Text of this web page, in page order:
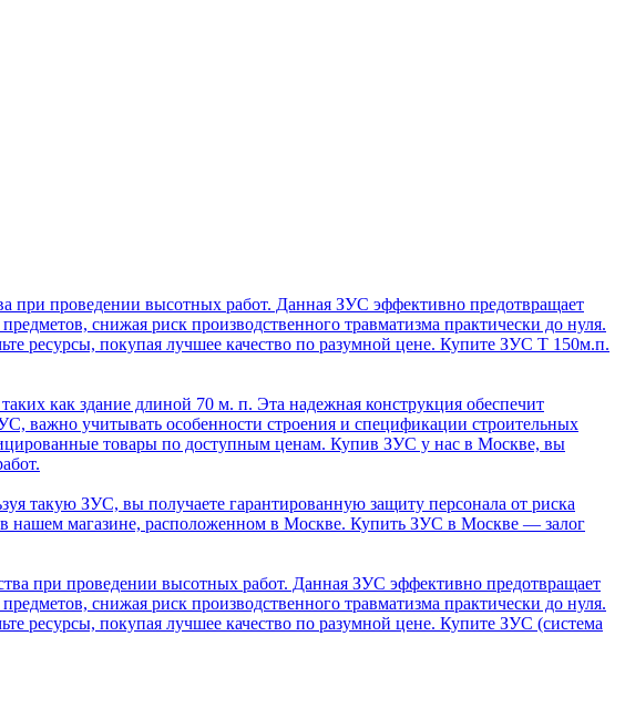
при проведении высотных работ. Данная ЗУС эффективно предотвращает
снижая риск производственного травматизма практически до нуля.
ресурсы, покупая лучшее качество по разумной цене. Купите ЗУС Т 150м.п.
как здание длиной 70 м. п. Эта надежная конструкция обеспечит
важно учитывать особенности строения и спецификации строительных
товары по доступным ценам. Купив ЗУС у нас в Москве, вы
такую ЗУС, вы получаете гарантированную защиту персонала от риска
нашем магазине, расположенном в Москве. Купить ЗУС в Москве — залог
при проведении высотных работ. Данная ЗУС эффективно предотвращает
снижая риск производственного травматизма практически до нуля.
ресурсы, покупая лучшее качество по разумной цене. Купите ЗУС (система